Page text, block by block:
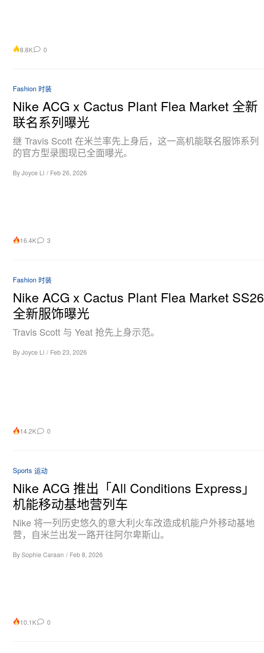
8.8K 0
Fashion 时装
Nike ACG x Cactus Plant Flea Market 全新
联名系列曝光
继 Travis Scott 在米兰率先上身后，这一高机能联名服饰系列
的官方型录图现已全面曝光。
ByJoyce Li / Feb 26, 2026
16.4K 3
Fashion 时装
Nike ACG x Cactus Plant Flea Market SS26
全新服饰曝光
Travis Scott 与 Yeat 抢先上身示范。
ByJoyce Li / Feb 23, 2026
14.2K 0
Sports 运动
Nike ACG 推出「All Conditions Express」
机能移动基地营列车
Nike 将一列历史悠久的意大利火车改造成机能户外移动基地
营，自米兰出发一路开往阿尔卑斯山。
BySophie Caraan / Feb 8, 2026
10.1K 0